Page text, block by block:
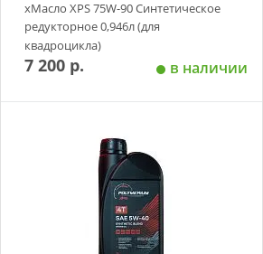
xМасло XPS 75W-90 Синтетическое
редукторное 0,946л (для
квадроцикла)
7 200 р. в наличии